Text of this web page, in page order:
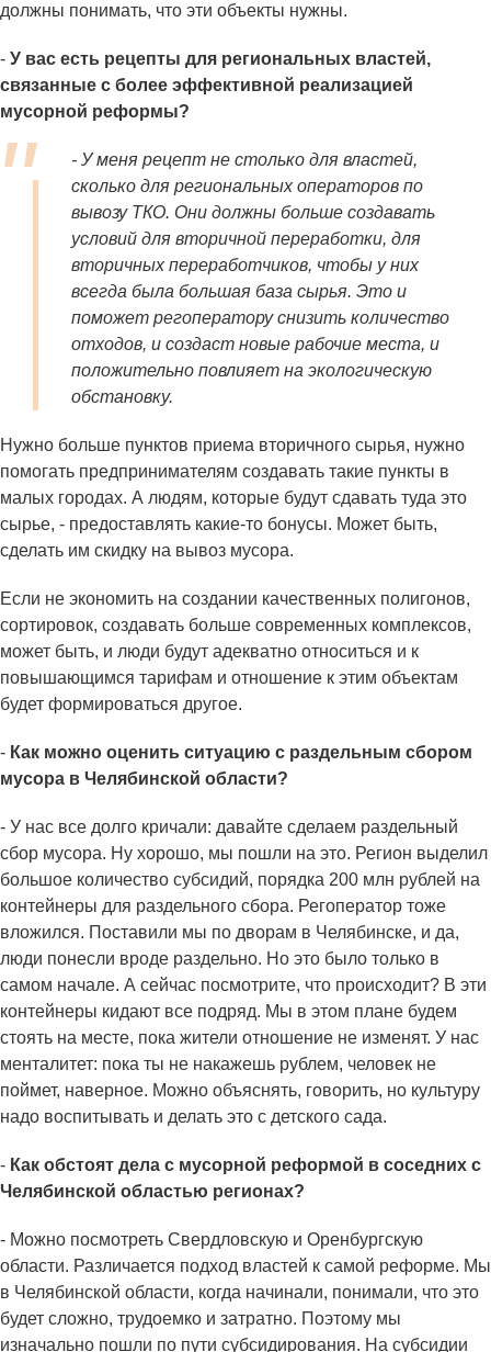
должны понимать, что эти объекты нужны.
- У вас есть рецепты для региональных властей,
связанные с более эффективной реализацией
мусорной реформы?
- У меня рецепт не столько для властей,
сколько для региональных операторов по
вывозу ТКО. Они должны больше создавать
условий для вторичной переработки, для
вторичных переработчиков, чтобы у них
всегда была большая база сырья. Это и
поможет регоператору снизить количество
отходов, и создаст новые рабочие места, и
положительно повлияет на экологическую
обстановку.
Нужно больше пунктов приема вторичного сырья, нужно
помогать предпринимателям создавать такие пункты в
малых городах. А людям, которые будут сдавать туда это
сырье, - предоставлять какие-то бонусы. Может быть,
сделать им скидку на вывоз мусора.
Если не экономить на создании качественных полигонов,
сортировок, создавать больше современных комплексов,
может быть, и люди будут адекватно относиться и к
повышающимся тарифам и отношение к этим объектам
будет формироваться другое.
- Как можно оценить ситуацию с раздельным сбором
мусора в Челябинской области?
- У нас все долго кричали: давайте сделаем раздельный
сбор мусора. Ну хорошо, мы пошли на это. Регион выделил
большое количество субсидий, порядка 200 млн рублей на
контейнеры для раздельного сбора. Регоператор тоже
вложился. Поставили мы по дворам в Челябинске, и да,
люди понесли вроде раздельно. Но это было только в
самом начале. А сейчас посмотрите, что происходит? В эти
контейнеры кидают все подряд. Мы в этом плане будем
стоять на месте, пока жители отношение не изменят. У нас
менталитет: пока ты не накажешь рублем, человек не
поймет, наверное. Можно объяснять, говорить, но культуру
надо воспитывать и делать это с детского сада.
- Как обстоят дела с мусорной реформой в соседних с
Челябинской областью регионах?
- Можно посмотреть Свердловскую и Оренбургскую
области. Различается подход властей к самой реформе. Мы
в Челябинской области, когда начинали, понимали, что это
будет сложно, трудоемко и затратно. Поэтому мы
изначально пошли по пути субсидирования. На субсидии